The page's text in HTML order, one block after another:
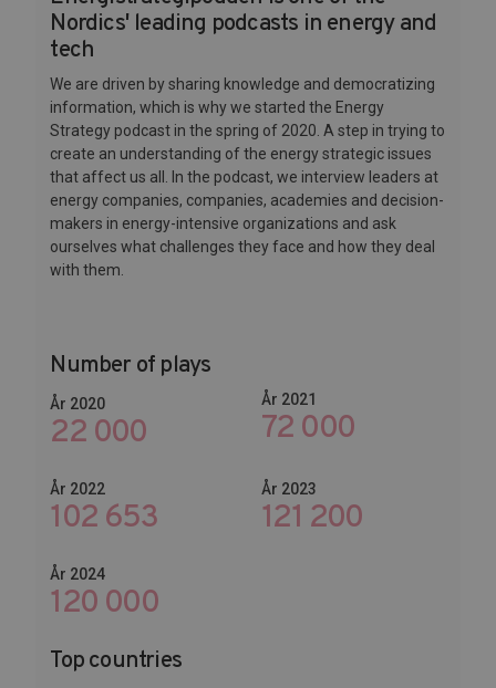
Nordics' leading podcasts in energy and
tech
We are driven by sharing knowledge and democratizing
information, which is why we started the Energy
Strategy podcast in the spring of 2020. A step in trying to
create an understanding of the energy strategic issues
that affect us all. In the podcast, we interview leaders at
energy companies, companies, academies and decision-
makers in energy-intensive organizations and ask
ourselves what challenges they face and how they deal
with them.
Number of plays
År 2020
22 000
År 2021
72 000
År 2022
102 653
År 2023
145 674
År 2024
144 600
Top countries